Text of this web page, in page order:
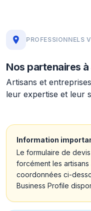
PROFESSIONNELS
Nos partenaires
Artisans et
leur expertise et leur
Information
Le formulaire de
forcément les
coordonnées ci-
Business Profile